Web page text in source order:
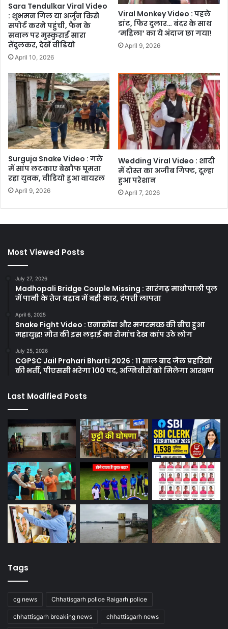
Sara Tendulkar Viral Video
: शुभमन गिल या अर्जुन किसे
सपोर्ट करने पहुंची, फैन के
सवाल पर मुस्कुराईं सारा
तेंदुलकर, देखें वीडियो
April 10, 2026
Viral Monkey Video : पहले
डांट, फिर दुलार… बंदर के साथ
‘महिला’ का ये अंदाज छा गया!
April 9, 2026
Surguja Snake Video : गले
में सांप लटकाए बेखौफ घूमता
रहा युवक, वीडियो हुआ वायरल
April 9, 2026
Wedding Viral Video : शादी
में दोस्त का अजीब गिफ्ट, दूल्हा
हुआ परेशान
April 7, 2026
Most Viewed Posts
July 27, 2026
Madhopali Bridge Couple Missing : सारंगढ़ माधोपाली पुल
में पानी के तेज बहाव में बही कार, दंपत्ती लापता
April 6, 2025
Snake Fight Video : एनाकोंडा और मगरमच्छ की बीच हुआ
महायुद्ध! मौत की इस लड़ाई का रोमांच देख कांप उठे लोग
July 25, 2026
CGPSC Jail Prahari Bharti 2026 : 11 साल बाद जेल प्रहरियों
की भर्ती, पीएससी भरेगा 100 पद, अग्निवीरों को मिलेगा आरक्षण
Last Modified Posts
Tags
cg news Chhatisgarh police Raigarh police
chhattisgarh breaking news chhattisgarh news